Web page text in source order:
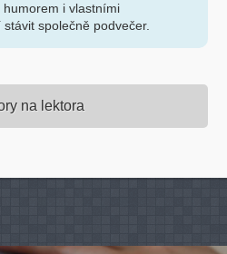
i vlastními
společně podvečer.
na lektora